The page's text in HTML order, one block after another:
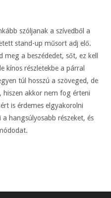
szóljanak a szívedből a
stand-up műsort adj elő.
a beszédedet, sőt, ez kell
kínos részletekbe a párral
túl hosszú a szöveged, de
akkor nem fog érteni
is érdemes elgyakorolni
hangsúlyosabb részeket, és